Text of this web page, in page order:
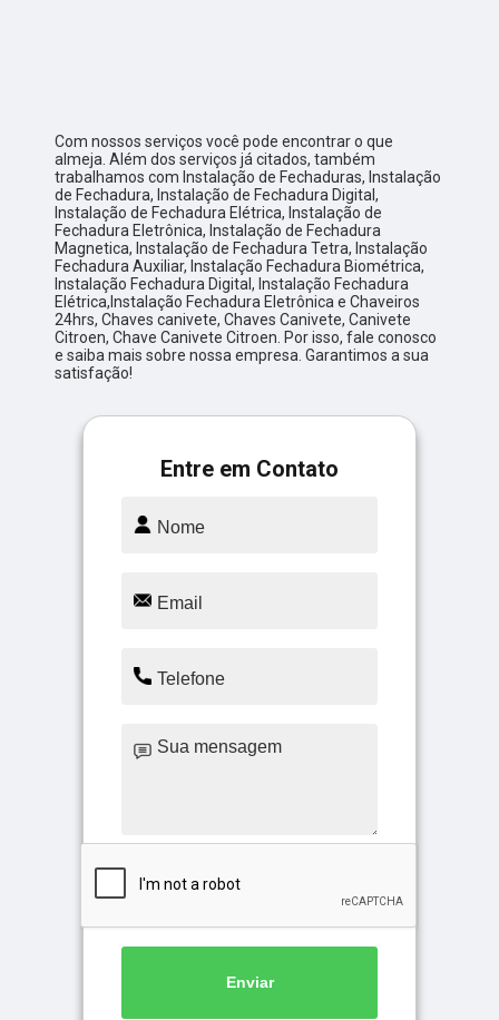
Com nossos serviços você pode encontrar o que
almeja. Além dos serviços já citados, também
trabalhamos com Instalação de Fechaduras, Instalação
de Fechadura, Instalação de Fechadura Digital,
Instalação de Fechadura Elétrica, Instalação de
Fechadura Eletrônica, Instalação de Fechadura
Magnetica, Instalação de Fechadura Tetra, Instalação
Fechadura Auxiliar, Instalação Fechadura Biométrica,
Instalação Fechadura Digital, Instalação Fechadura
Elétrica,Instalação Fechadura Eletrônica e Chaveiros
24hrs, Chaves canivete, Chaves Canivete, Canivete
Citroen, Chave Canivete Citroen. Por isso, fale conosco
e saiba mais sobre nossa empresa. Garantimos a sua
satisfação!
Entre em Contato
Enviar